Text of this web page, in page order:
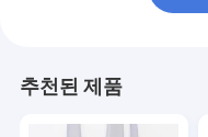
추천된 제품